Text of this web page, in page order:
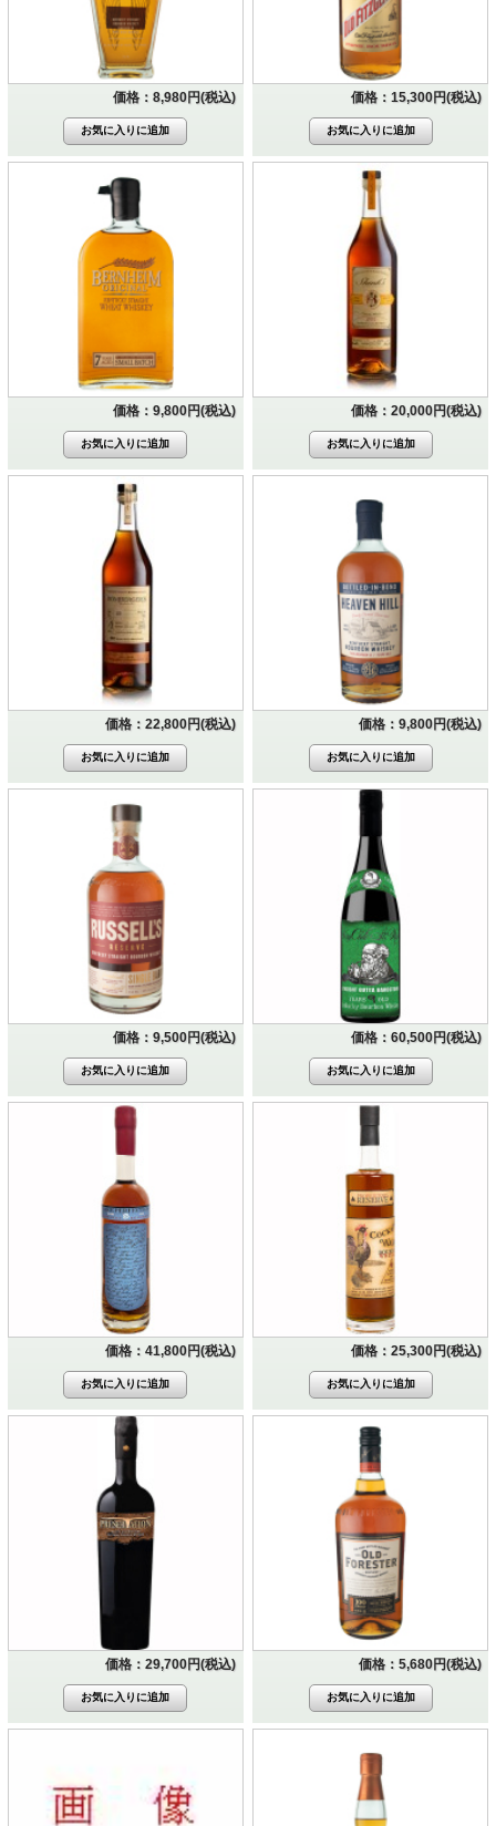
価格：8,980円(税込) 価格：15,300円(税込)
価格：9,800円(税込) 価格：20,000円(税込)
価格：22,800円(税込) 価格：9,800円(税込)
価格：9,500円(税込) 価格：60,500円(税込)
価格：41,800円(税込) 価格：25,300円(税込)
価格：29,700円(税込) 価格：5,680円(税込)